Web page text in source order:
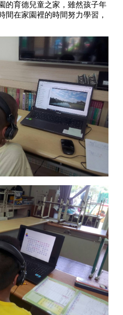
的育德兒童之家，雖然孩子年
間在家園裡的時間努力學習，